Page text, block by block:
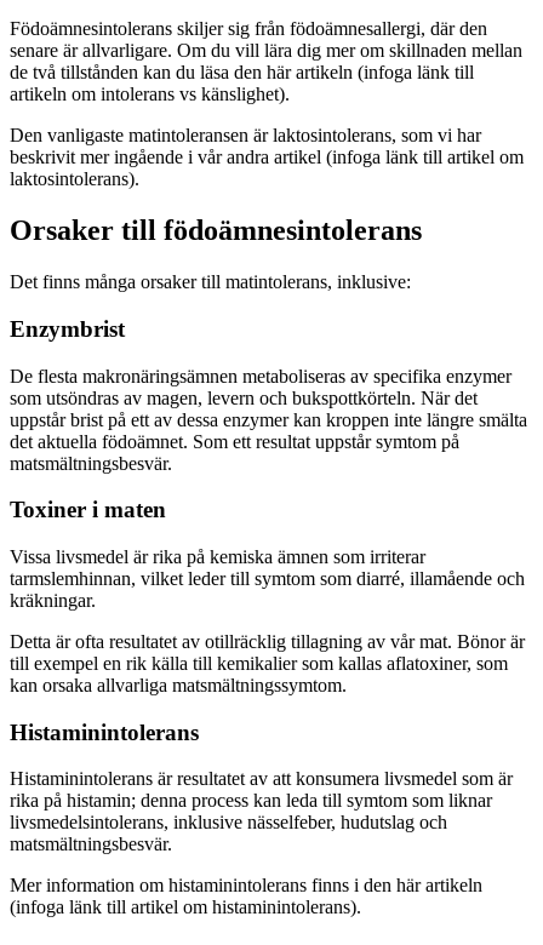
Födoämnesintolerans skiljer sig från födoämnesallergi, där den
senare är allvarligare. Om du vill lära dig mer om skillnaden mellan
de två tillstånden kan du läsa den här artikeln (infoga länk till
artikeln om intolerans vs känslighet).
Den vanligaste matintoleransen är laktosintolerans, som vi har
beskrivit mer ingående i vår andra artikel (infoga länk till artikel om
laktosintolerans).
Orsaker till födoämnesintolerans
Det finns många orsaker till matintolerans, inklusive:
Enzymbrist
De flesta makronäringsämnen metaboliseras av specifika enzymer
som utsöndras av magen, levern och bukspottkörteln. När det
uppstår brist på ett av dessa enzymer kan kroppen inte längre smälta
det aktuella födoämnet. Som ett resultat uppstår symtom på
matsmältningsbesvär.
Toxiner i maten
Vissa livsmedel är rika på kemiska ämnen som irriterar
tarmslemhinnan, vilket leder till symtom som diarré, illamående och
kräkningar.
Detta är ofta resultatet av otillräcklig tillagning av vår mat. Bönor är
till exempel en rik källa till kemikalier som kallas aflatoxiner, som
kan orsaka allvarliga matsmältningssymtom.
Histaminintolerans
Histaminintolerans är resultatet av att konsumera livsmedel som är
rika på histamin; denna process kan leda till symtom som liknar
livsmedelsintolerans, inklusive nässelfeber, hudutslag och
matsmältningsbesvär.
Mer information om histaminintolerans finns i den här artikeln
(infoga länk till artikel om histaminintolerans).